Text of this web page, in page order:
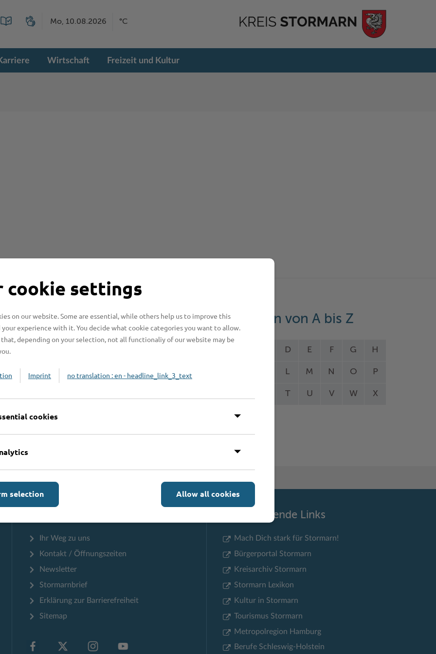
Mo, 10.08.2026 °C
Wirtschaft Freizeit und Kultur
Online-Services
Formulare
Leistungen von A bis Z
D E F G H
L M N O P
T U V W X
Ihr Weg zu uns
Kontakt / Öffnungszeiten
Newsletter
Stormarnbrief
Erklärung zur Barrierefreiheit
Sitemap
Weiterführende Links
Mach Dich stark für Stormarn!
Bürgerportal Stormarn
Kreisarchiv Stormarn
Stormarn Lexikon
Kultur in Stormarn
Tourismus Stormarn
Metropolregion Hamburg
Berufe Schleswig-Holstein
cookie settings
on our website. Some are essential, while others help us to improve this
experience with it. You decide what cookie categories you want to allow.
depending on your selection, not all functionaliy of our website may be
Imprint no translation : en - headline_link_3_text
cookies
Allow all cookies
selection